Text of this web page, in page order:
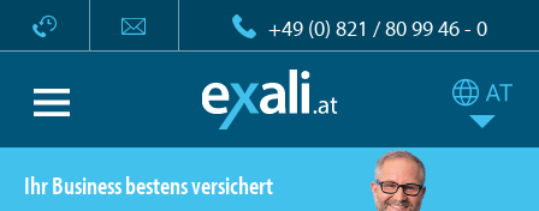
+49 (0) 821 / 80 99 46 - 0
Ihr Business bestens versichert